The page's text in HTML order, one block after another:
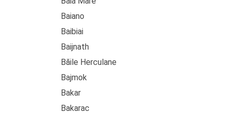
Baiano
Baibiai
Baijnath
Băile Herculane
Bajmok
Bakar
Bakarac